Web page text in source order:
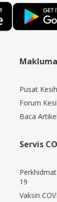
Pusat
Forum
Baca
Servis
19
Vaksin